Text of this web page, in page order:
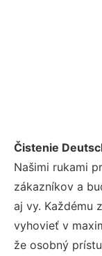
Čistenie
Našimi rukami
zákazníkov a
aj vy. Každému
vyhovieť v
že osobný